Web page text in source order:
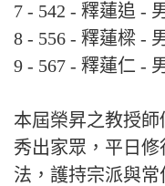
7 - 542 - 釋蓮追 -
8 - 556 - 釋蓮樑 -
9 - 567 - 釋蓮仁 -
本屆榮昇之教授
秀出家眾，平日
法，護持宗派與